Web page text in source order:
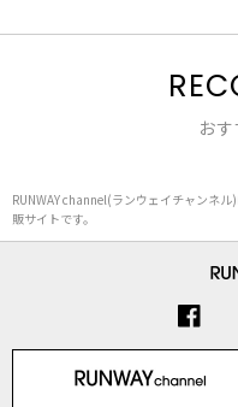
お
RUNWAY channel(ランウェイチャンネル
販サイトです。